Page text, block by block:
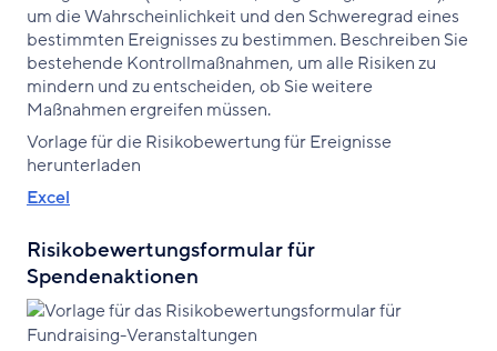
um die Wahrscheinlichkeit und den Schweregrad eines
bestimmten Ereignisses zu bestimmen. Beschreiben Sie
bestehende Kontrollmaßnahmen, um alle Risiken zu
mindern und zu entscheiden, ob Sie weitere
Maßnahmen ergreifen müssen.
Vorlage für die Risikobewertung für Ereignisse
herunterladen
Excel
Risikobewertungsformular für
Spendenaktionen